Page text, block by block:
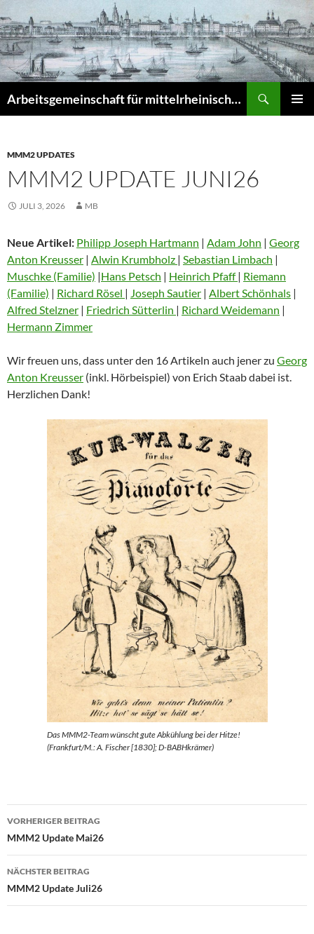
Inhalt
springen
Arbeitsgemeinschaft für mittelrheinische Musikgeschichte e.V. – Musikgeschichte am Mittelrhein (MuGeMiR)
MMM2 UPDATES
MMM2 UPDATE JUNI26
JULI 3, 2026 MB
Neue Artikel: Philipp Joseph Hartmann | Adam John | Georg
Anton Kreusser | Alwin Krumbholz | Sebastian Limbach |
Muschke (Familie) |Hans Petsch | Heinrich Pfaff| Riemann
(Familie) | Richard Rösel | Joseph Sautier | Albert Schönhals |
Alfred Stelzner | Friedrich Sütterlin | Richard Weidemann |
Hermann Zimmer
Wir freuen uns, dass unter den 16 Artikeln auch jener zu Georg
Anton Kreusser (inkl. Hörbeispiel) von Erich Staab dabei ist.
Herzlichen Dank!
Das MMM2-Team wünscht gute Abkühlung bei der Hitze!
(Frankfurt/M.: A. Fischer [1830]; D-BABHkrämer)
Beitragsnavigation
VORHERIGER BEITRAG
MMM2 Update Mai26
NÄCHSTER BEITRAG
MMM2 Update Juli26